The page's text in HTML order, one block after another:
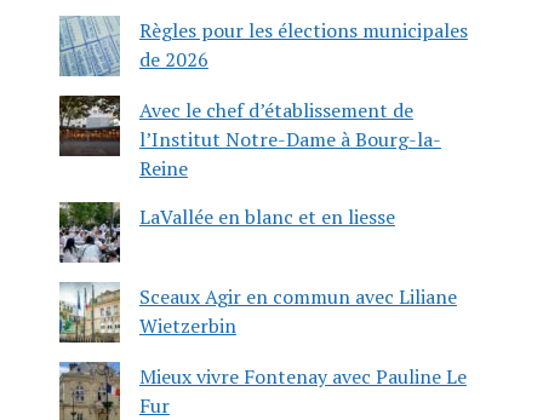
Règles pour les élections municipales
de 2026
Avec le chef d’établissement de
l’Institut Notre-Dame à Bourg-la-
Reine
LaVallée en blanc et en liesse
Sceaux Agir en commun avec Liliane
Wietzerbin
Mieux vivre Fontenay avec Pauline Le
Fur